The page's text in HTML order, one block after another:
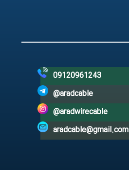
09120961243
@aradcable
@aradwirecable
aradcable@gmail.com